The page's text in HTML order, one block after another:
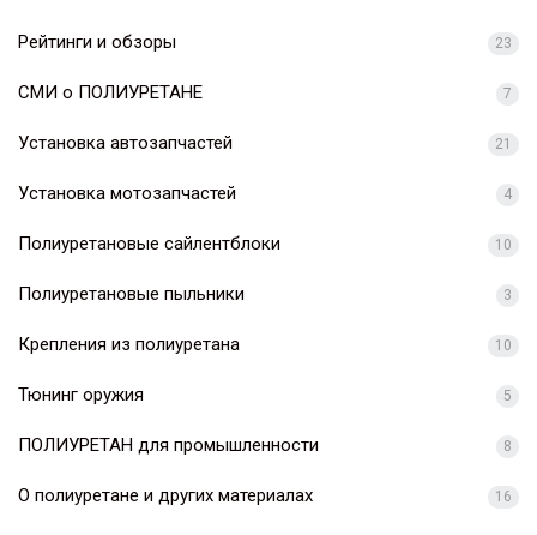
Рейтинги и обзоры 23
СМИ о ПОЛИУРЕТАНЕ 7
Установка автозапчастей 21
Установка мотозапчастей 4
Полиуретановые сайлентблоки 10
Полиуретановые пыльники 3
Крепления из полиуретана 10
Тюнинг оружия 5
ПОЛИУРЕТАН для промышленности 8
О полиуретане и других материалах 16